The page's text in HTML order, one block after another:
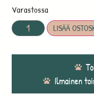
Varastossa
LISÄÄ
Ilmainen